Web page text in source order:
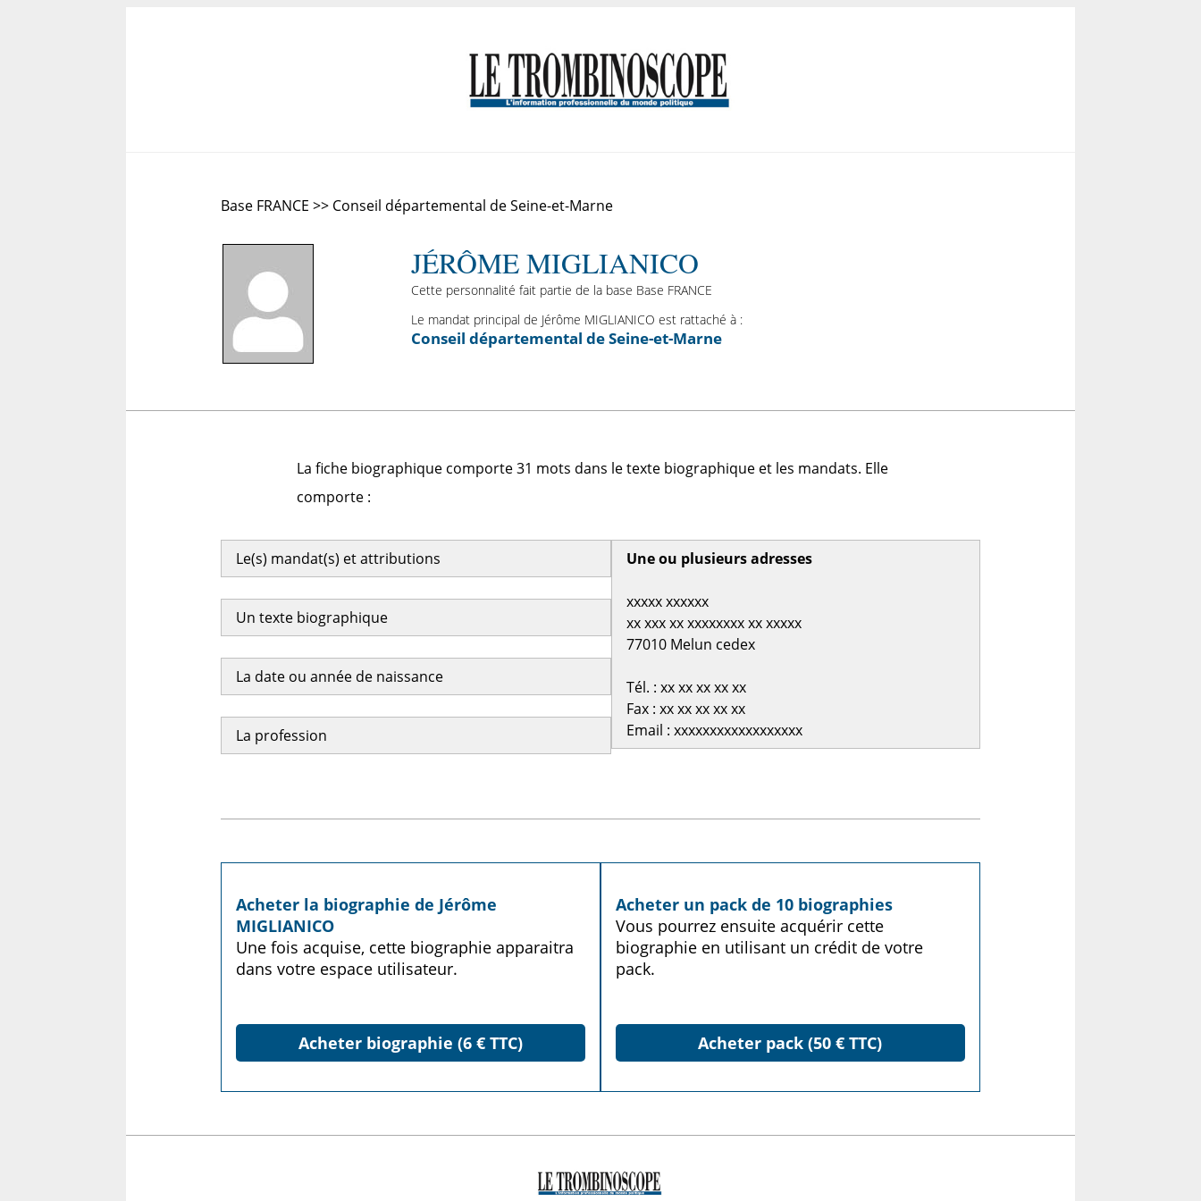
Base FRANCE >> Conseil départemental de Seine-et-Marne
JÉRÔME MIGLIANICO
Cette personnalité fait partie de la base Base FRANCE
Le mandat principal de Jérôme MIGLIANICO est rattaché à :
Conseil départemental de Seine-et-Marne
La fiche biographique comporte 31 mots dans le texte biographique et les mandats. Elle
comporte :
Le(s) mandat(s) et attributions
Un texte biographique
La date ou année de naissance
La profession
Une ou plusieurs adresses
xxxxx xxxxxx
xx xxx xx xxxxxxxx xx xxxxx
77010 Melun cedex
Tél. : xx xx xx xx xx
Fax : xx xx xx xx xx
Email : xxxxxxxxxxxxxxxxxx
Acheter la biographie de Jérôme
MIGLIANICO
Une fois acquise, cette biographie apparaitra
dans votre espace utilisateur.
Acheter biographie (6 € TTC)
Acheter un pack de 10 biographies
Vous pourrez ensuite acquérir cette
biographie en utilisant un crédit de votre
pack.
Acheter pack (50 € TTC)